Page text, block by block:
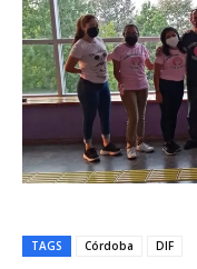
TAGS Córdoba DIF